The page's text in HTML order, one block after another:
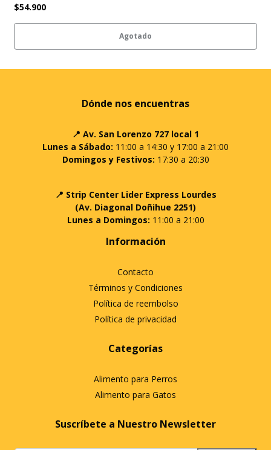
$54.900
Agotado
Dónde nos encuentras
📍 Av. San Lorenzo 727 local 1
Lunes a Sábado: 11:00 a 14:30 y 17:00 a 21:00
Domingos y Festivos: 17:30 a 20:30
📍 Strip Center Lider Express Lourdes
(Av. Diagonal Doñihue 2251)
Lunes a Domingos: 11:00 a 21:00
Información
Contacto
Términos y Condiciones
Política de reembolso
Política de privacidad
Categorías
Alimento para Perros
Alimento para Gatos
Suscríbete a Nuestro Newsletter